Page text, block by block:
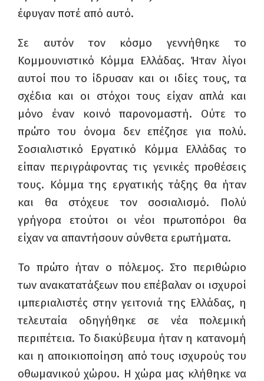
έφυγαν ποτέ από αυτό.
Σε αυτόν τον κόσμο γεννήθηκε το
Κομμουνιστικό Κόμμα Ελλάδας. Ήταν λίγοι
αυτοί που το ίδρυσαν και οι ιδίες τους, τα
σχέδια και οι στόχοι τους είχαν απλά και
μόνο έναν κοινό παρονομαστή. Ούτε το
πρώτο του όνομα δεν επέζησε για πολύ.
Σοσιαλιστικό Εργατικό Κόμμα Ελλάδας το
είπαν περιγράφοντας τις γενικές προθέσεις
τους. Κόμμα της εργατικής τάξης θα ήταν
και θα στόχευε τον σοσιαλισμό. Πολύ
γρήγορα ετούτοι οι νέοι πρωτοπόροι θα
είχαν να απαντήσουν σύνθετα ερωτήματα.
Το πρώτο ήταν ο πόλεμος. Στο περιθώριο
των ανακατατάξεων που επέβαλαν οι ισχυροί
ιμπεριαλιστές στην γειτονιά της Ελλάδας, η
τελευταία οδηγήθηκε σε νέα πολεμική
περιπέτεια. Το διακύβευμα ήταν η κατανομή
και η αποικιοποίηση από τους ισχυρούς του
οθωμανικού χώρου. Η χώρα μας κλήθηκε να